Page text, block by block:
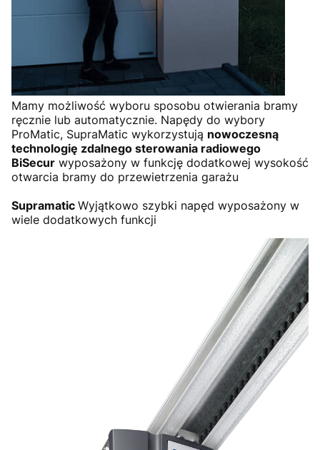
Mamy możliwość wyboru sposobu otwierania bramy
ręcznie lub automatycznie. Napędy do wybory
ProMatic, SupraMatic wykorzystują nowoczesną
technologię zdalnego sterowania radiowego
BiSecur wyposażony w funkcję dodatkowej wysokość
otwarcia bramy do przewietrzenia garażu
Supramatic Wyjątkowo szybki napęd wyposażony w
wiele dodatkowych funkcji